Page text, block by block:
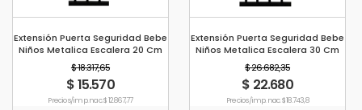
Extensión Puerta Seguridad Bebe
Niños Metalica Escalera 20 Cm
Negro
$ 18.317,65
$ 15.570
Precio s/imp. nac. $ 12.867,77
Extensión Puerta Seguridad Bebe
Niños Metalica Escalera 30 Cm
Negro
$ 26.682,35
$ 22.680
Precio s/imp. nac. $ 18.743,8